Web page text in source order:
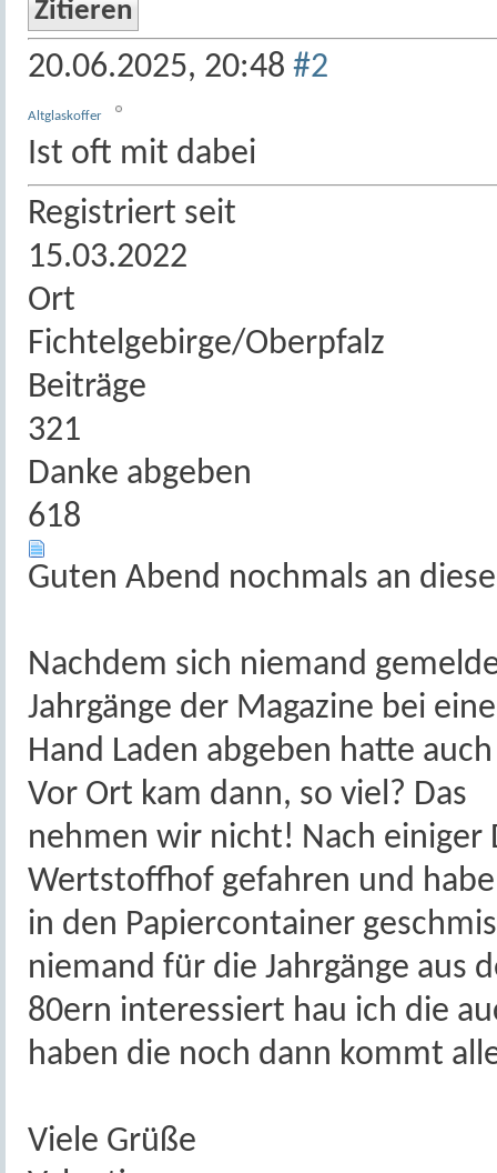
Zitieren
20.06.2025, 20:48 #2
Altglaskoffer
Ist oft mit dabei
Registriert seit
15.03.2022
Ort
Fichtelgebirge/Oberpfalz
Beiträge
321
Danke abgeben
618
Guten Abend nochmals an
Nachdem sich niemand
Jahrgänge der Magazine bei
Hand Laden abgeben hatte
Vor Ort kam dann, so viel? Das
nehmen wir nicht! Nach einiger
Wertstoffhof gefahren und habe
in den Papiercontainer
niemand für die Jahrgänge aus
80ern interessiert hau ich die
haben die noch dann kommt
Viele Grüße